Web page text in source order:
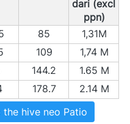
dari (excl
ppn)
85
1,31M
109
1,74 M
144.2
1.65 M
178.7
2.14 M
hive neo Patio